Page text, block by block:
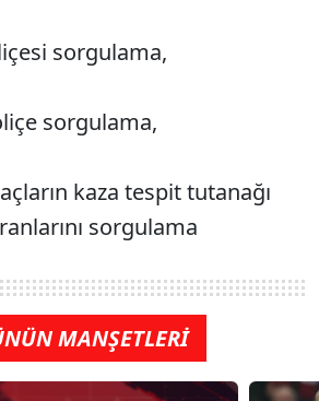
sorgulama,
sorgulama,
kaza tespit tutanağı
sorgulama
MANŞETLERİ